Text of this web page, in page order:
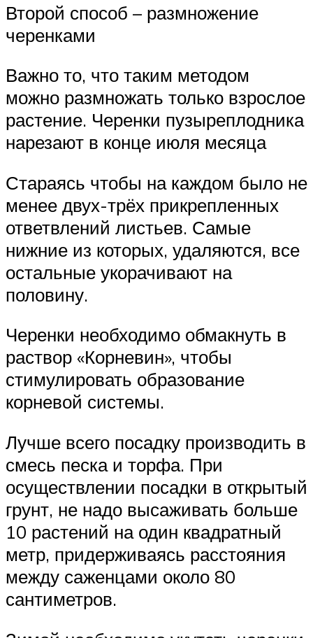
Второй способ – размножение
черенками
Важно то, что таким методом
можно размножать только взрослое
растение. Черенки пузыреплодника
нарезают в конце июля месяца
Стараясь чтобы на каждом было не
менее двух-трёх прикрепленных
ответвлений листьев. Самые
нижние из которых, удаляются, все
остальные укорачивают на
половину.
Черенки необходимо обмакнуть в
раствор «Корневин», чтобы
стимулировать образование
корневой системы.
Лучше всего посадку производить в
смесь песка и торфа. При
осуществлении посадки в открытый
грунт, не надо высаживать больше
10 растений на один квадратный
метр, придерживаясь расстояния
между саженцами около 80
сантиметров.